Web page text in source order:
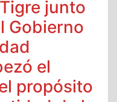
junto
Gobierno
el
propósito